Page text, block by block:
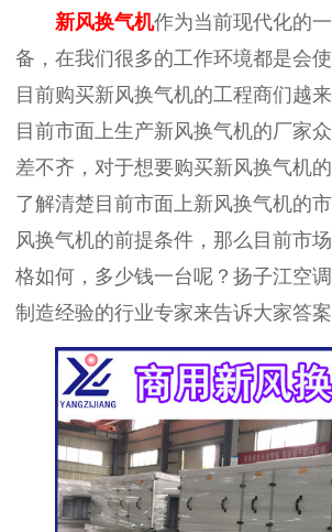
新风换气机作为当前现代化的
备，在我们很多的工作环境都是会
目前购买新风换气机的工程商们越
目前市面上生产新风换气机的厂家
差不齐，对于想要购买新风换气机
了解清楚目前市面上新风换气机的
风换气机的前提条件，那么目前市
格如何，多少钱一台呢？扬子江空
制造经验的行业专家来告诉大家答案